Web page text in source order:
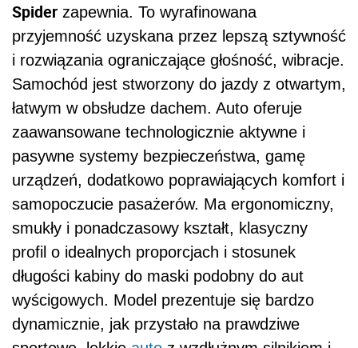
Spider zapewnia. To wyrafinowana
przyjemność uzyskana przez lepszą sztywność
i rozwiązania ograniczające głośność, wibracje.
Samochód jest stworzony do jazdy z otwartym,
łatwym w obsłudze dachem. Auto oferuje
zaawansowane technologicznie aktywne i
pasywne systemy bezpieczeństwa, gamę
urządzeń, dodatkowo poprawiających komfort i
samopoczucie pasażerów. Ma ergonomiczny,
smukły i ponadczasowy kształt, klasyczny
profil o idealnych proporcjach i stosunek
długości kabiny do maski podobny do aut
wyścigowych. Model prezentuje się bardzo
dynamicznie, jak przystało na prawdziwe